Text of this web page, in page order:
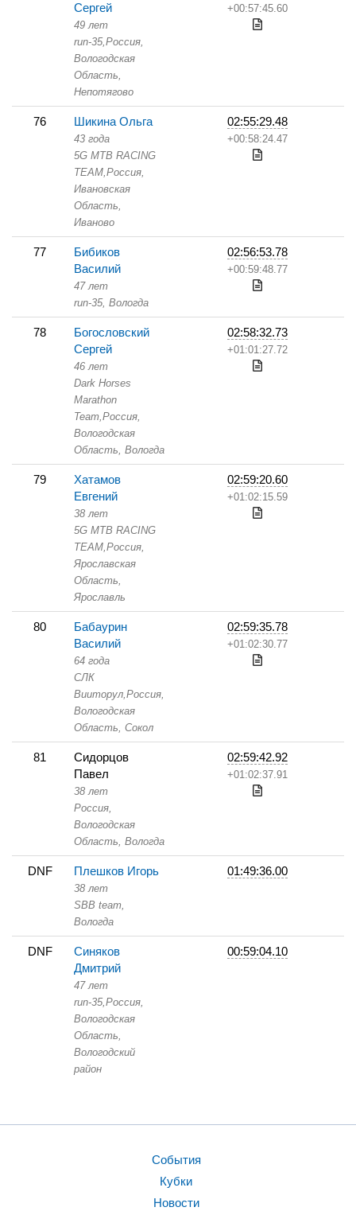
Сергей
49 лет
run-35,Россия,
Вологодская
Область,
Непотягово
+00:57:45.60
76 Шикина Ольга
43 года
5G MTB RACING
TEAM,Россия,
Ивановская
Область,
Иваново
02:55:29.48
+00:58:24.47
77
Бибиков
Василий
47 лет
run-35, Вологда
02:56:53.78
+00:59:48.77
78
Богословский
Сергей
46 лет
Dark Horses
Marathon
Team,Россия,
Вологодская
Область, Вологда
02:58:32.73
+01:01:27.72
79
Хатамов
Евгений
38 лет
5G MTB RACING
TEAM,Россия,
Ярославская
Область,
Ярославль
02:59:20.60
+01:02:15.59
80
Бабаурин
Василий
64 года
СЛК
Вииторул,Россия,
Вологодская
Область, Сокол
02:59:35.78
+01:02:30.77
81
Сидорцов
Павел
38 лет
Россия,
Вологодская
Область, Вологда
02:59:42.92
+01:02:37.91
DNF Плешков Игорь
38 лет
SBB team,
Вологда
01:49:36.00
DNF
Синяков
Дмитрий
47 лет
run-35,Россия,
Вологодская
Область,
Вологодский
район
00:59:04.10
События
Кубки
Новости